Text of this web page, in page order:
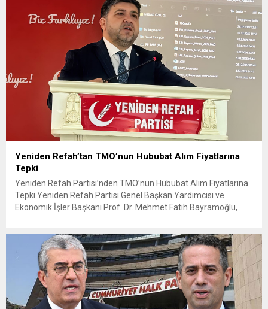
gözyaşı da, bir annenin umudu...
Yeniden Refah’tan TMO’nun Hububat Alım Fiyatlarına
Tepki
Yeniden Refah Partisi’nden TMO’nun Hububat Alım Fiyatlarına
Tepki Yeniden Refah Partisi Genel Başkan Yardımcısı ve
Ekonomik İşler Başkanı Prof. Dr. Mehmet Fatih Bayramoğlu,
fiyatların çiftçinin artan maliyetlerini karşılamaktan uzak
olduğunu savunarak fiyatların yeniden değerlendirilmesi
çağrısında...